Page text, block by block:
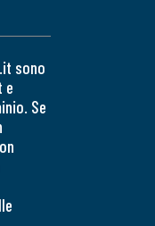
sono
e
Se